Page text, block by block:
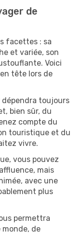
de
facettes : sa
et variée, son
Voici
tête lors de
dépendra toujours
bien sûr, du
compte du
touristique et du
vivre.
vous pouvez
mais
avec une
plus
permettra
de